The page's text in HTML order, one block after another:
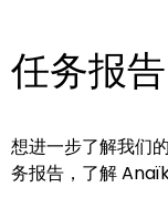
任务报告
想进一步了解我们
务报告，了解